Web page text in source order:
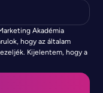
Akadémia
hogy az általam
Kijelentem, hogy a